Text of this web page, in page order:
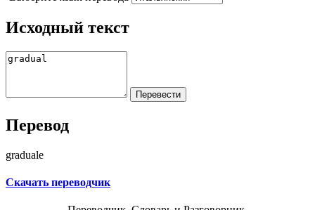
Исходный текст
Перевод
graduale
Скачать переводчик